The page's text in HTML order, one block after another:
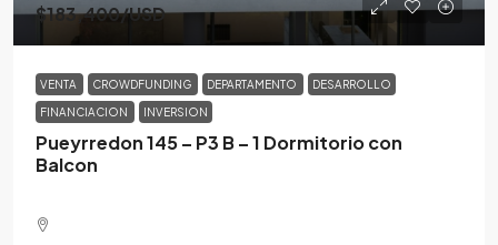
$183,400/USD
VENTA CROWDFUNDING DEPARTAMENTO DESARROLLO
FINANCIACION INVERSION
Pueyrredon 145 – P3 B – 1 Dormitorio con
Balcon